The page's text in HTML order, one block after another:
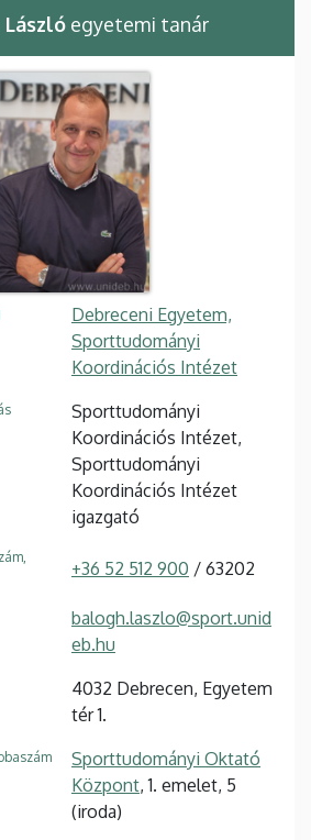
László egyetemi tanár
Debreceni Egyetem,
Sporttudományi
Koordinációs Intézet
Sporttudományi
Koordinációs Intézet,
Sporttudományi
Koordinációs Intézet
igazgató
+36 52 512 900 / 63202
balogh.laszlo@sport.unid
eb.hu
4032 Debrecen, Egyetem
tér 1.
Sporttudományi Oktató
Központ, 1. emelet, 5
(iroda)